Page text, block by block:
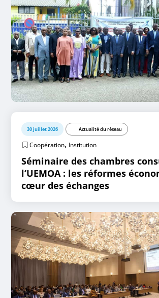
30 juillet 2026 Actualité du réseau
Coopération, Institution
Séminaire des chambres
l’UEMOA : les réformes
cœur des échanges